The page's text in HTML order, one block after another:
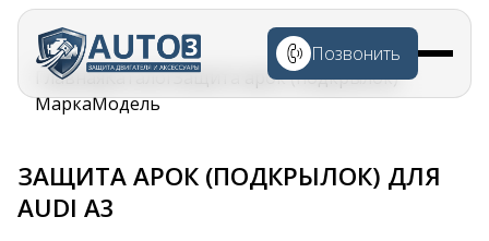
Перейти к
основному
содержанию
Позвонить
Строка
навигации
ГлавнаяКаталогЗащита арок (подкрылок)
МаркаМодель
ЗАЩИТА АРОК (ПОДКРЫЛОК) ДЛЯ
AUDI A3